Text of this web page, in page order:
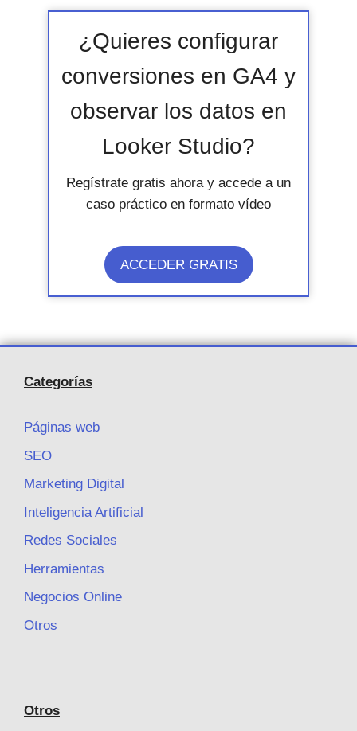
¿Quieres configurar
conversiones en GA4 y
observar los datos en
Looker Studio?
Regístrate gratis ahora y accede a un
caso práctico en formato vídeo
ACCEDER GRATIS
Categorías
Páginas web
SEO
Marketing Digital
Inteligencia Artificial
Redes Sociales
Herramientas
Negocios Online
Otros
Otros